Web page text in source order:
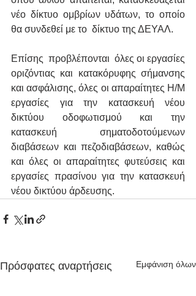
νέο δίκτυο ομβρίων υδάτων, το οποίο
θα συνδεθεί με το  δίκτυο της ΔΕΥΑΛ.
Επίσης  προβλέπονται  όλες οι εργασίες
οριζόντιας και κατακόρυφης σήμανσης
και ασφάλισης, όλες οι απαραίτητες Η/Μ
εργασίες για την κατασκευή νέου
δικτύου οδοφωτισμού και την
κατασκευή σηματοδοτούμενων
διαβάσεων και πεζοδιαβάσεων, καθώς
και όλες οι απαραίτητες φυτεύσεις και
εργασίες πρασίνου για την κατασκευή
νέου δικτύου άρδευσης.
Πρόσφατες αναρτήσεις Εμφάνιση όλων